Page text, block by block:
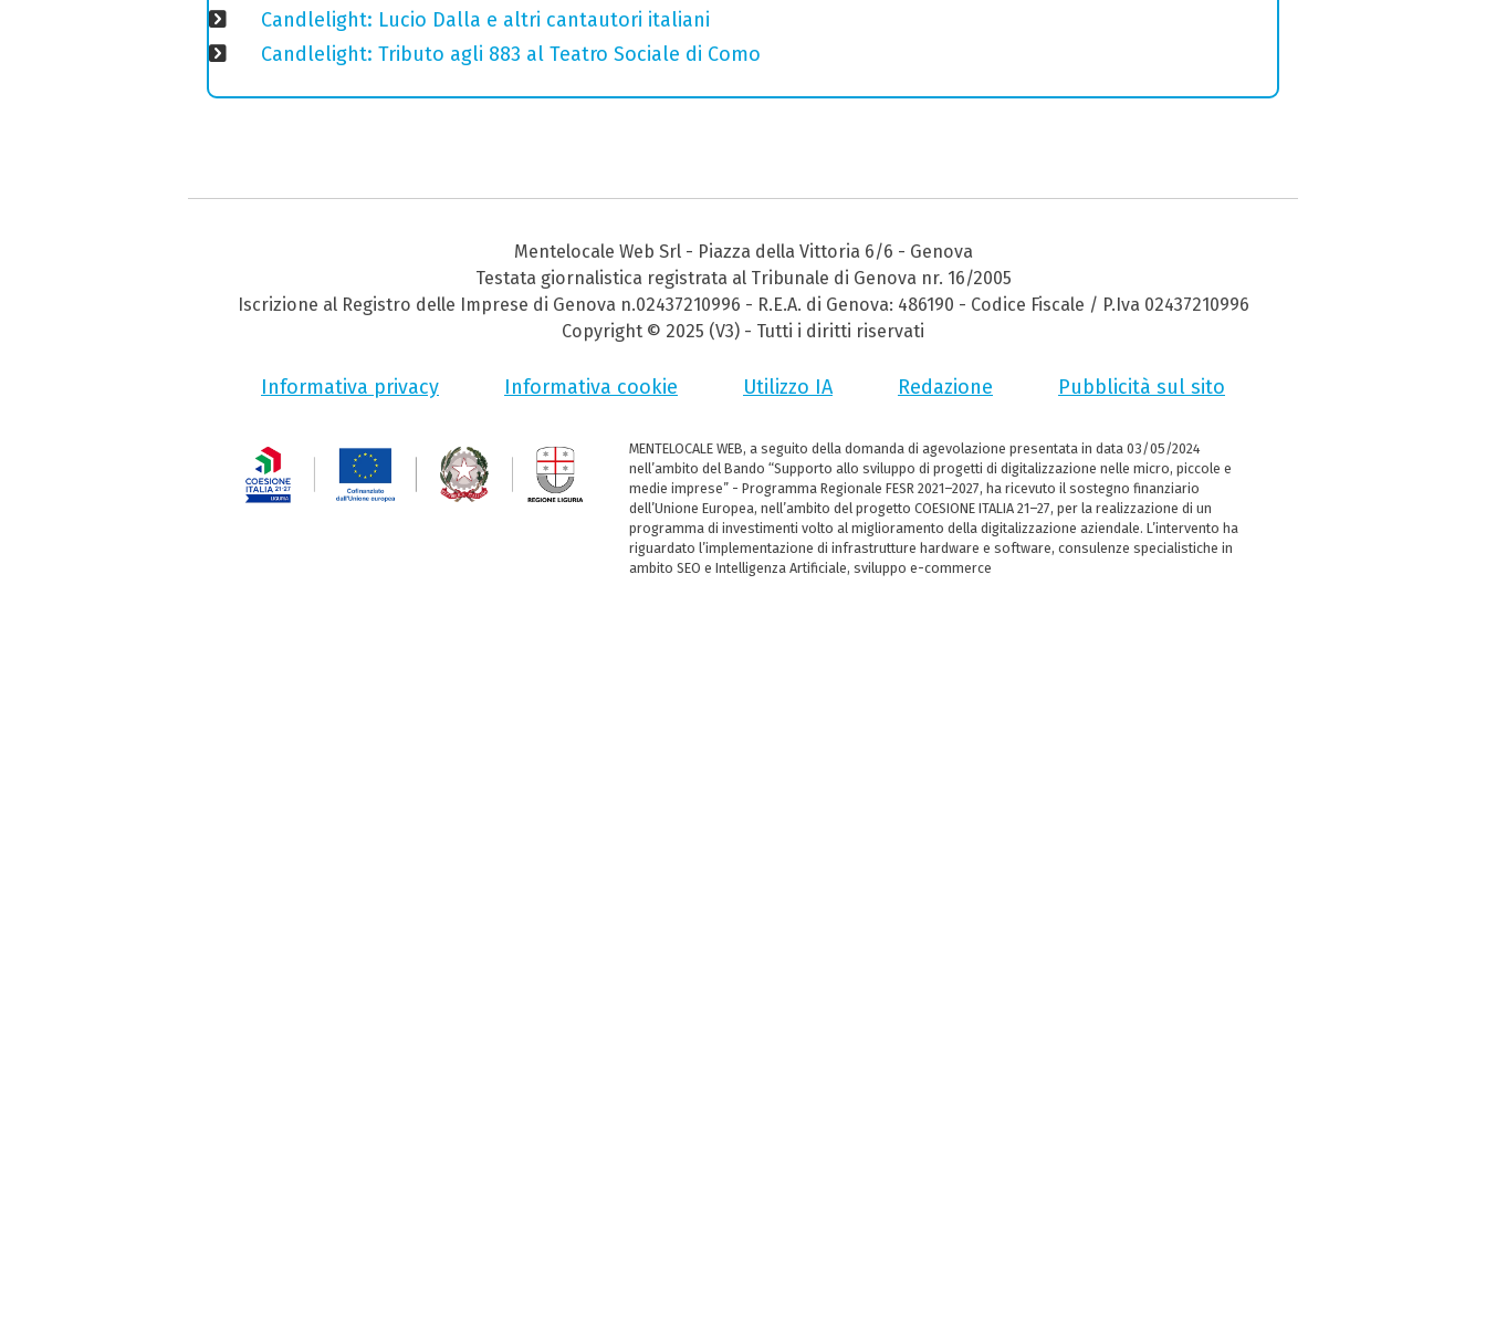
Candlelight: Lucio Dalla e altri cantautori italiani
Candlelight: Tributo agli 883 al Teatro Sociale di Como
Mentelocale Web Srl - Piazza della Vittoria 6/6 - Genova
Testata giornalistica registrata al Tribunale di Genova nr. 16/2005
Iscrizione al Registro delle Imprese di Genova n.02437210996 - R.E.A. di Genova: 486190 - Codice Fiscale / P.Iva 02437210996
Copyright © 2025 (V3) - Tutti i diritti riservati
Informativa privacy Informativa cookie Utilizzo IA Redazione Pubblicità sul sito
MENTELOCALE WEB, a seguito della domanda di agevolazione presentata in data 03/05/2024
nell’ambito del Bando “Supporto allo sviluppo di progetti di digitalizzazione nelle micro, piccole e
medie imprese” - Programma Regionale FESR 2021–2027, ha ricevuto il sostegno finanziario
dell’Unione Europea, nell’ambito del progetto COESIONE ITALIA 21–27, per la realizzazione di un
programma di investimenti volto al miglioramento della digitalizzazione aziendale. L’intervento ha
riguardato l’implementazione di infrastrutture hardware e software, consulenze specialistiche in
ambito SEO e Intelligenza Artificiale, sviluppo e-commerce